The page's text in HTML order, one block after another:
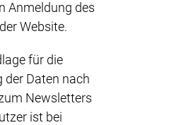
Anmeldung des
Website.
für die
der Daten nach
Newsletters
ist bei